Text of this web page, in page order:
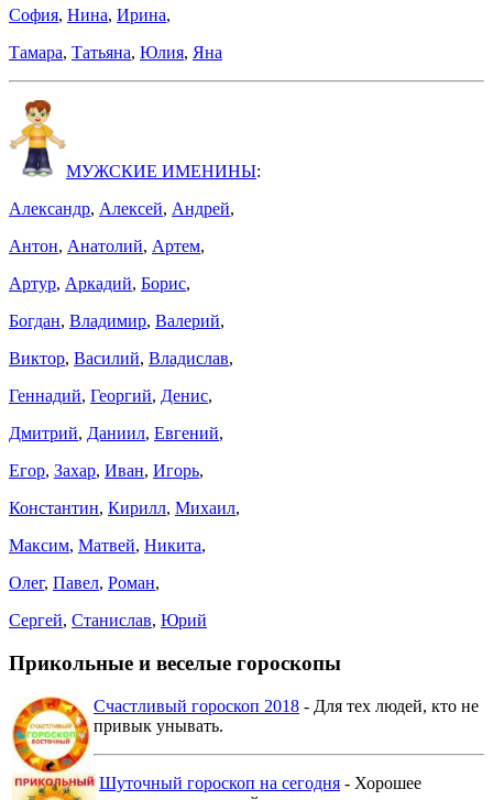
София, Нина, Ирина,
Тамара, Татьяна, Юлия, Яна
МУЖСКИЕ ИМЕНИНЫ:
Александр, Алексей, Андрей,
Антон, Анатолий, Артем,
Артур, Аркадий, Борис,
Богдан, Владимир, Валерий,
Виктор, Василий, Владислав,
Геннадий, Георгий, Денис,
Дмитрий, Даниил, Евгений,
Егор, Захар, Иван, Игорь,
Константин, Кирилл, Михаил,
Максим, Матвей, Никита,
Олег, Павел, Роман,
Сергей, Станислав, Юрий
Прикольные и веселые гороскопы
Счастливый гороскоп 2018 - Для тех людей, кто не
привык унывать.
Шуточный гороскоп на сегодня - Хорошее